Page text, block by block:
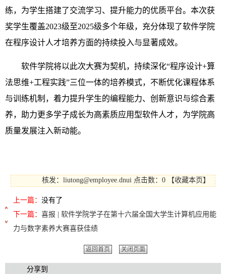
练，为学生搭建了交流学习、提升能力的优质平台。本次获
奖学生覆盖2023级至2025级多个年级，充分体现了软件学院
在程序设计人才培养方面的持续投入与显著成效。
软件学院将以此次大赛为契机，持续深化“程序设计+算
法思维+工程实践”三位一体的培养模式，不断优化课程体系
与训练机制，着力提升学生的编程能力、创新意识与综合素
养，助力更多学子成长为高素质应用型软件人才，为学院高
质量发展注入新动能。
核发：liutong@employee.dnui 点击数：0 【收藏本页 】
上一篇： 没有了
下一篇： 喜报 | 软件学院学子在第十六届全国大学生计算机应用能
力与数字素养大赛喜获佳绩
返回首页 关闭页面
分享到